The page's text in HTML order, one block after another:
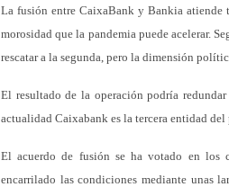
La fusión entre CaixaBank y Bankia atiende
morosidad que la pandemia puede acelerar.
rescatar a la segunda, pero la dimensión
El resultado de la operación podría
actualidad Caixabank es la tercera entidad
El acuerdo de fusión se ha votado en los
encarrilado las condiciones mediante unas